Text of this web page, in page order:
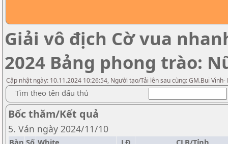
Giải vô địch Cờ vua
2024 Bảng phong trào:
Cập nhật ngày: 10.11.2024 10:26:54, Người tạo/Tải lên sau cùng: GM.Bui
Tìm theo tên đấu thủ
Bốc thăm/Kết quả
5. Ván ngày 2024/11/10
Bàn Số White LĐ
CLB/Tỉnh